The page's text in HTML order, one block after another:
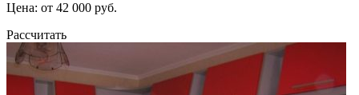
Цена: от 42 000 руб.
Рассчитать